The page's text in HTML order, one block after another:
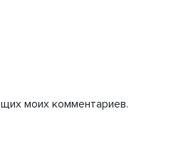
моих комментариев.